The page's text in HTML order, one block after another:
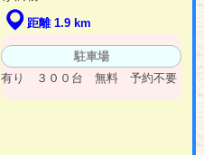
距離 1.9 km
駐車場
有り ３００台 無料 予約不要